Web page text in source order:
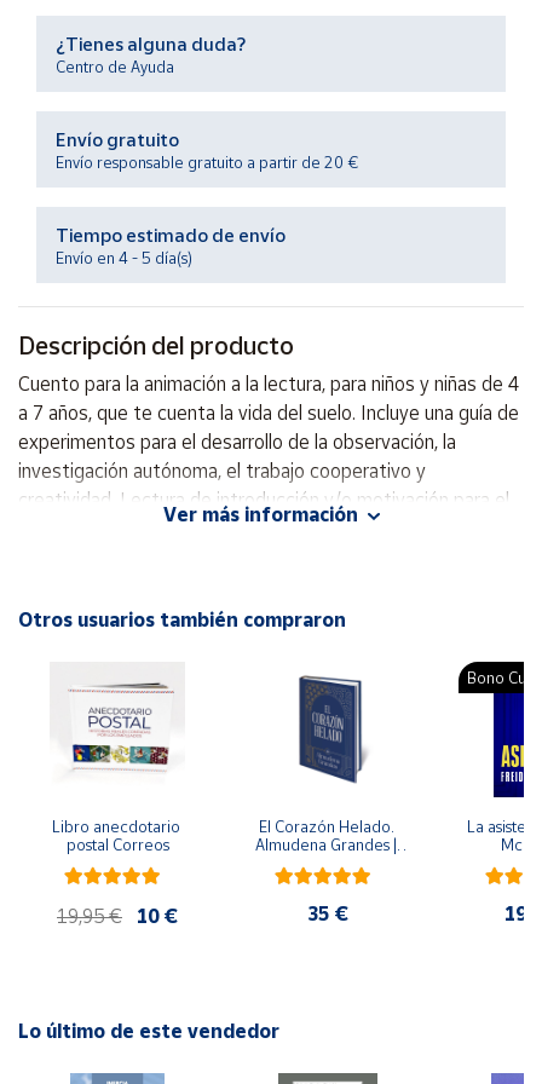
Productos
Solidarios
Ayuda
Centro
Contacto
Vendedores
Mapa de
vendedores
Hazte
vendedor
Área
cliente
Ubicación
Península
Baleares
Canarias,
¿Tienes alguna duda?
Centro de Ayuda
Envío gratuito
Envío responsable gratuito a partir de 20 €
Tiempo estimado de envío
Envío en 4 - 5 día(s)
Descripción del producto
Cuento para la animación a la lectura, para niños y niñas de 4
a 7 años, que te cuenta la vida del suelo. Incluye una guía de
experimentos para el desarrollo de la observación, la
investigación autónoma, el trabajo cooperativo y
creatividad. Lectura de introducción y/o motivación para el
trabajo de temáticas ambientales en el aula o en casa.
Editorial: Octaedro
Ver más información
Otros usuarios también compraron
Libro anecdotario
postal Correos
19,95 € 10 €
El Corazón Helado.
Almudena Grandes |
Edición especial de
lujo | Libro con sello y
35 €
Bono
La
Lo último de este vendedor